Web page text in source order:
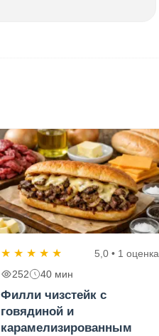
★ ★ ★ ★ ★
5,0 • 1 оценка
252
40 мин
Филли чизстейк с
говядиной и
карамелизированным